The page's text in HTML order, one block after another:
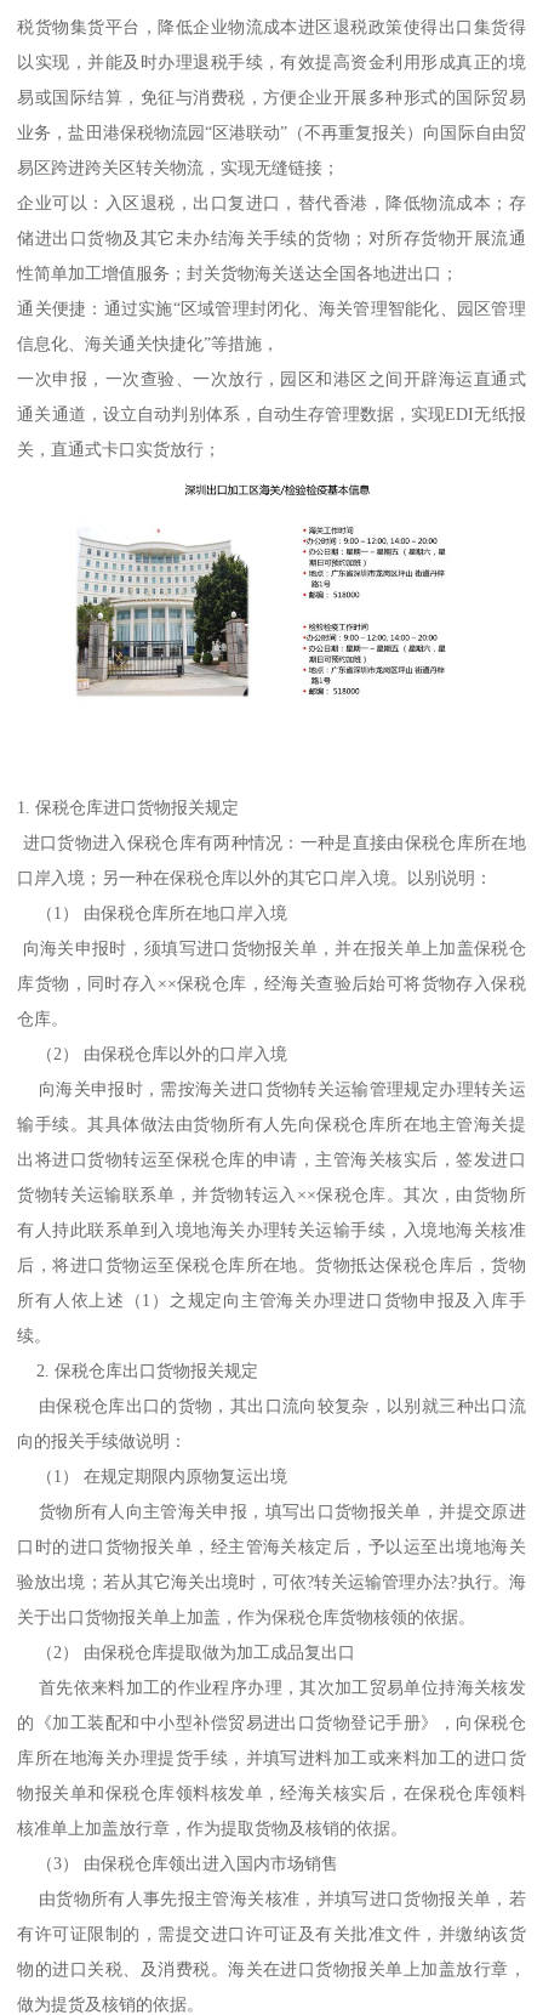
税货物集货平台，降低企业物流成本进区退税政策使得出口集货得
以实现，并能及时办理退税手续，有效提高资金利用形成真正的境
易或国际结算，免征与消费税，方便企业开展多种形式的国际贸易
业务，盐田港保税物流园“区港联动”（不再重复报关）向国际自由贸
易区跨进跨关区转关物流，实现无缝链接；
企业可以：入区退税，出口复进口，替代香港，降低物流成本；存
储进出口货物及其它未办结海关手续的货物；对所存货物开展流通
性简单加工增值服务；封关货物海关送达全国各地进出口；
通关便捷：通过实施“区域管理封闭化、海关管理智能化、园区管理
信息化、海关通关快捷化”等措施，
一次申报，一次查验、一次放行，园区和港区之间开辟海运直通式
通关通道，设立自动判别体系，自动生存管理数据，实现EDI无纸报
关，直通式卡口实货放行；
1. 保税仓库进口货物报关规定
进口货物进入保税仓库有两种情况：一种是直接由保税仓库所在地
口岸入境；另一种在保税仓库以外的其它口岸入境。以别说明：
（1） 由保税仓库所在地口岸入境
向海关申报时，须填写进口货物报关单，并在报关单上加盖保税仓
库货物，同时存入××保税仓库，经海关查验后始可将货物存入保税
仓库。
（2） 由保税仓库以外的口岸入境
向海关申报时，需按海关进口货物转关运输管理规定办理转关运
输手续。其具体做法由货物所有人先向保税仓库所在地主管海关提
出将进口货物转运至保税仓库的申请，主管海关核实后，签发进口
货物转关运输联系单，并货物转运入××保税仓库。其次，由货物所
有人持此联系单到入境地海关办理转关运输手续，入境地海关核准
后，将进口货物运至保税仓库所在地。货物抵达保税仓库后，货物
所有人依上述（1）之规定向主管海关办理进口货物申报及入库手
续。
2. 保税仓库出口货物报关规定
由保税仓库出口的货物，其出口流向较复杂，以别就三种出口流
向的报关手续做说明：
（1） 在规定期限内原物复运出境
货物所有人向主管海关申报，填写出口货物报关单，并提交原进
口时的进口货物报关单，经主管海关核定后，予以运至出境地海关
验放出境；若从其它海关出境时，可依?转关运输管理办法?执行。海
关于出口货物报关单上加盖，作为保税仓库货物核领的依据。
（2） 由保税仓库提取做为加工成品复出口
首先依来料加工的作业程序办理，其次加工贸易单位持海关核发
的《加工装配和中小型补偿贸易进出口货物登记手册》，向保税仓
库所在地海关办理提货手续，并填写进料加工或来料加工的进口货
物报关单和保税仓库领料核发单，经海关核实后，在保税仓库领料
核准单上加盖放行章，作为提取货物及核销的依据。
（3） 由保税仓库领出进入国内市场销售
由货物所有人事先报主管海关核准，并填写进口货物报关单，若
有许可证限制的，需提交进口许可证及有关批准文件，并缴纳该货
物的进口关税、及消费税。海关在进口货物报关单上加盖放行章，
做为提货及核销的依据。